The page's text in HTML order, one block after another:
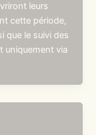
leurs
cette période,
que le suivi des
uniquement via